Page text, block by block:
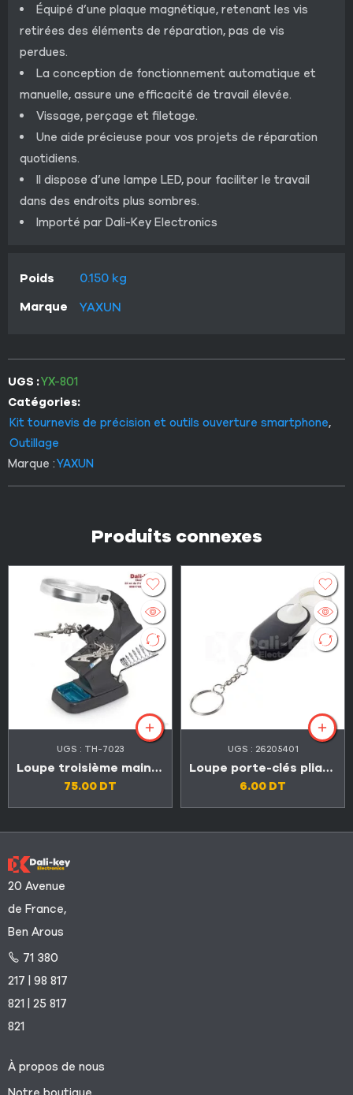
Équipé d’une plaque magnétique, retenant les vis
retirées des éléments de réparation, pas de vis
perdues.
La conception de fonctionnement automatique et
manuelle, assure une efficacité de travail élevée.
Vissage, perçage et filetage.
Une aide précieuse pour vos projets de réparation
quotidiens.
Il dispose d’une lampe LED, pour faciliter le travail
dans des endroits plus sombres.
Importé par Dali-Key Electronics
Poids
0.150 kg
Marque
YAXUN
UGS :YX-801
Catégories:
Kit tournevis de précision et outils ouverture smartphone,
Outillage
Marque :YAXUN
Produits connexes
UGS : TH-7023
Loupe troisième main de lumière LED avec support fer a souder
75.00 DT
UGS : 26205401
Loupe porte-clés pliante 10X lumineuse LED
6.00 DT
20 Avenue
de France,
Ben Arous
71 380
217 | 98 817
821 | 25 817
821
À propos de nous